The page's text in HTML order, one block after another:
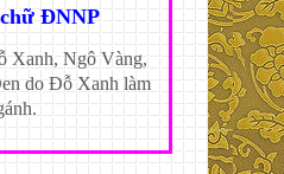
ĐNNP
Xanh, Ngô Vàng,
do Đỗ Xanh làm